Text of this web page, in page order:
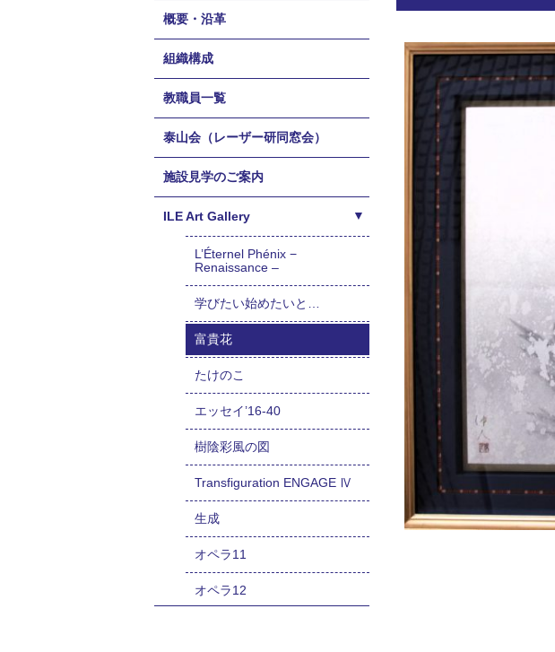
概要・沿革
組織構成
教職員一覧
泰山会（レーザー研同窓会）
施設見学のご案内
ILE Art Gallery
L’Éternel Phénix −
Renaissance –
学びたい始めたいと…
富貴花
たけのこ
エッセイ’16-40
樹陰彩風の図
Transfiguration ENGAGE Ⅳ
生成
オペラ11
オペラ12